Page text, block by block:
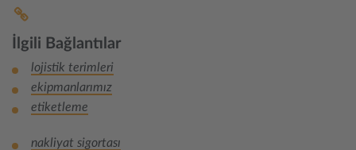
İlgili Bağlantılar
lojistik terimleri
ekipmanlarımız
etiketleme
nakliyat sigortası